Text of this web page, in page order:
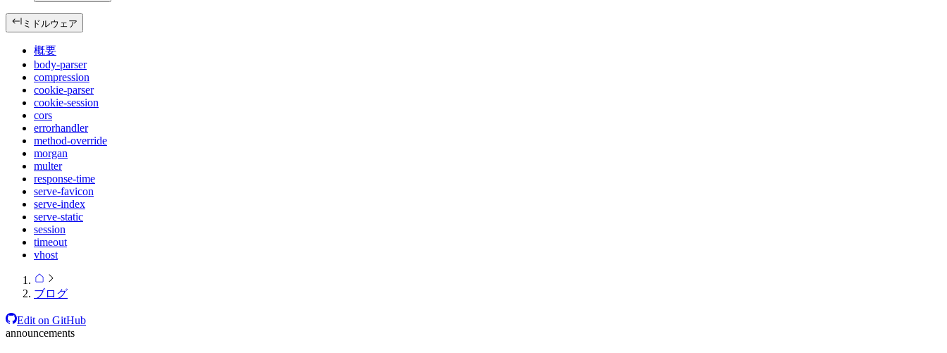
ミドルウェア
概要
body-parser
compression
cookie-parser
cookie-session
cors
errorhandler
method-override
morgan
multer
response-time
serve-favicon
serve-index
serve-static
session
timeout
vhost
ブログ
Edit on GitHub
announcements